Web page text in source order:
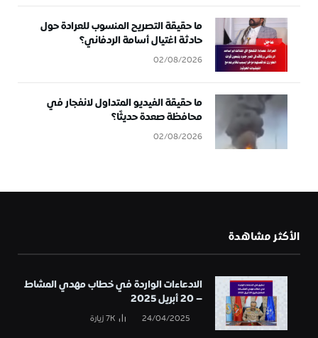
ما حقيقة التصريح المنسوب للعرادة حول
حادثة اغتيال أسامة الردفاني؟
02/08/2026
ما حقيقة الفيديو المتداول لانفجار في
محافظة صعدة حديثًا؟
02/08/2026
الأكثر مشاهدة
الادعاءات الواردة في خطاب مهدي المشاط
– 20 أبريل 2025
24/04/2025
7Kزيارة